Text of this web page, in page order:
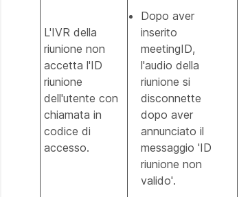
L'IVR della
riunione non
accetta l'ID
riunione
dell'utente con
chiamata in
codice di
accesso.
Dopo aver
inserito
meetingID,
l'audio della
riunione si
disconnette
dopo aver
annunciato il
messaggio 'ID
riunione non
valido'.